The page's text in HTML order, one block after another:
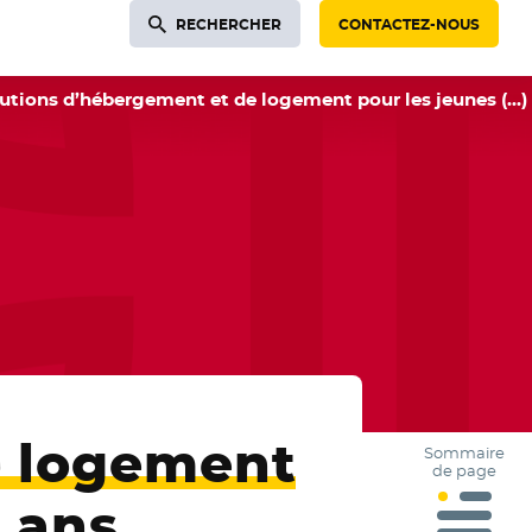
RECHERCHER CONTACTEZ-NOUS
d’hébergement et de logement pour les jeunes (…)
logement
Sommaire
de page